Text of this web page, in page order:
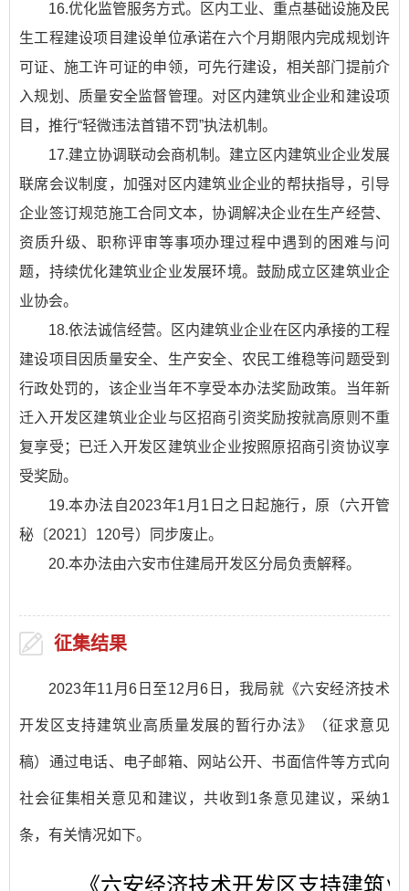
16.优化监管服务方式。区内工业、重点基础设施及民
生工程建设项目建设单位承诺在六个月期限内完成规划许
可证、施工许可证的申领，可先行建设，相关部门提前介
入规划、质量安全监督管理。对区内建筑业企业和建设项
目，推行“轻微违法首错不罚”执法机制。
17.建立协调联动会商机制。建立区内建筑业企业发展
联席会议制度，加强对区内建筑业企业的帮扶指导，引导
企业签订规范施工合同文本，协调解决企业在生产经营、
资质升级、职称评审等事项办理过程中遇到的困难与问
题，持续优化建筑业企业发展环境。鼓励成立区建筑业企
业协会。
18.依法诚信经营。区内建筑业企业在区内承接的工程
建设项目因质量安全、生产安全、农民工维稳等问题受到
行政处罚的，该企业当年不享受本办法奖励政策。当年新
迁入开发区建筑业企业与区招商引资奖励按就高原则不重
复享受；已迁入开发区建筑业企业按照原招商引资协议享
受奖励。
19.本办法自2023年1月1日之日起施行，原（六开管
秘〔2021〕120号）同步废止。
20.本办法由六安市住建局开发区分局负责解释。
征集结果
2023年11月6日至12月6日，我局就《六安经济技术
开发区支持建筑业高质量发展的暂行办法》（征求意见
稿）通过电话、电子邮箱、网站公开、书面信件等方式向
社会征集相关意见和建议，共收到1条意见建议，采纳1
条，有关情况如下。
《六安经济技术开发区支持建筑